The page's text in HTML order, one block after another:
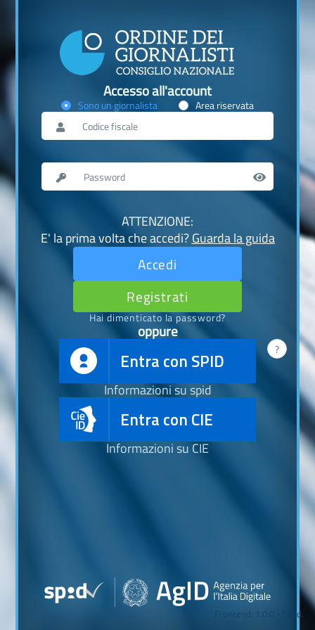
Accesso all'account
Sono un giornalista Area riservata
ATTENZIONE:
E' la prima volta che accedi?Guarda la guida
Accedi
Registrati
Hai dimenticato la password?
oppure
Entra con SPID ?
Informazioni su spid
Entra con CIE
Informazioni su CIE
Frontend: 1.0.0 - build.